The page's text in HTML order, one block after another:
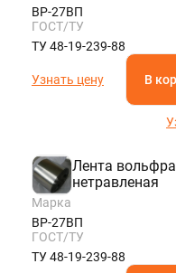
ВР-27ВП
ГОСТ/ТУ
ТУ 48-19-239-88
Узнать цену В
Лента
нетравленая
Марка
ВР-27ВП
ГОСТ/ТУ
ТУ 48-19-239-88